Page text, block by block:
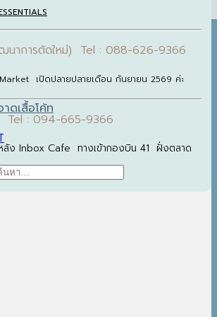
ดเสื้อโค้ท
นาการตัดใหม่) Tel : 088-626-9366
เปิดปลายปลายเดือน กันยายน 2569 ค่ะ
Tel : 094-665-9366
ลัง Inbox Cafe ทางเข้ากองบิน 41 ฝั่งตลาด